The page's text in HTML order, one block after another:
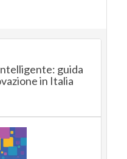
guida
in Italia